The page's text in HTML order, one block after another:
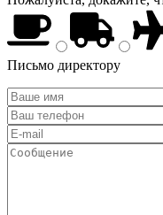
Письмо директору